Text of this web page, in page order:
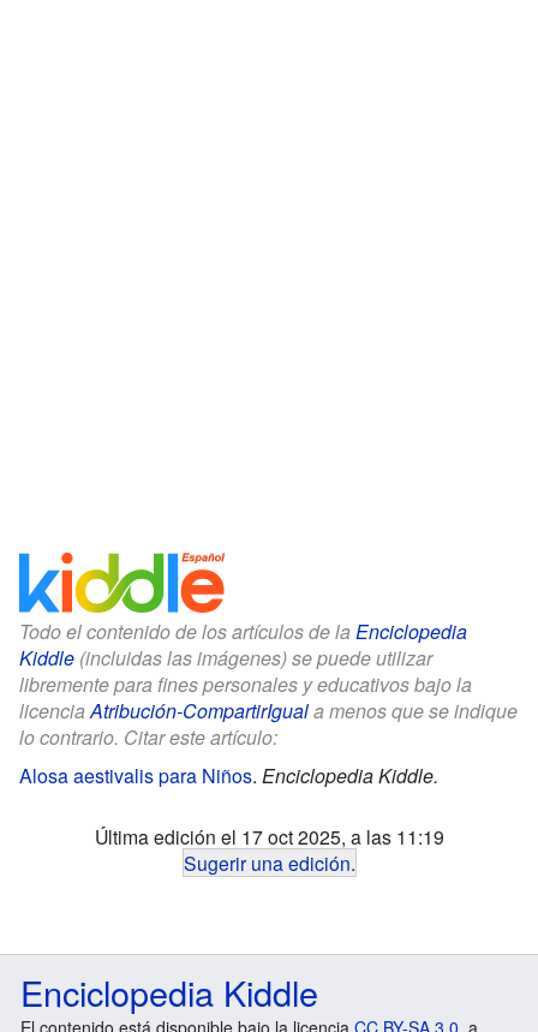
Todo el contenido de los artículos de la Enciclopedia
Kiddle (incluidas las imágenes) se puede utilizar
libremente para fines personales y educativos bajo la
licenciaAtribución-CompartirIguala menos que se indique
lo contrario. Citar este artículo:
Alosa aestivalis para Niños. Enciclopedia Kiddle.
Última edición el 17 oct 2025, a las 11:19
Sugerir una edición.
Enciclopedia Kiddle
El contenido está disponible bajo la licencia CC BY-SA 3.0 , a